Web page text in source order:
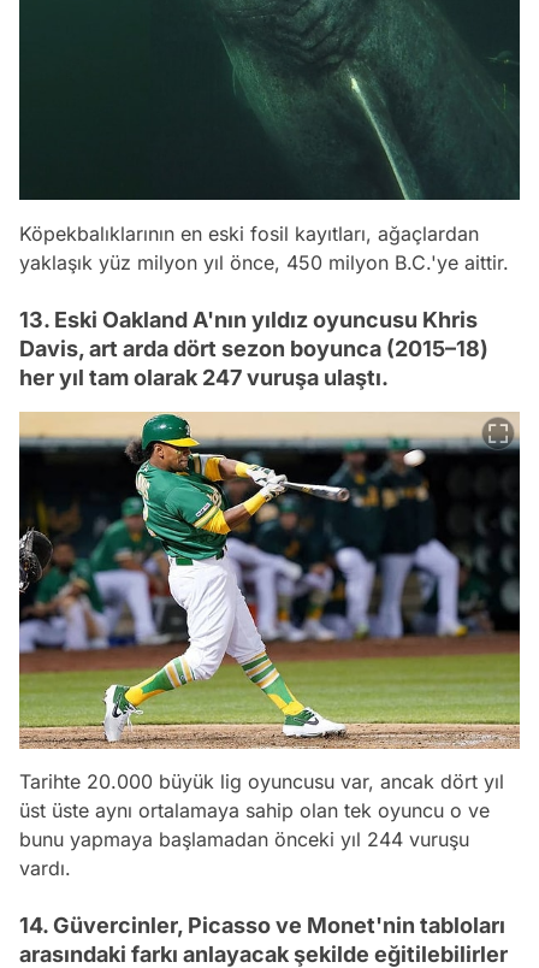
Köpekbalıklarının en eski fosil kayıtları, ağaçlardan
yaklaşık yüz milyon yıl önce, 450 milyon B.C.'ye aittir.
13. Eski Oakland A'nın yıldız oyuncusu Khris
Davis, art arda dört sezon boyunca (2015–18)
her yıl tam olarak 247 vuruşa ulaştı.
Tarihte 20.000 büyük lig oyuncusu var, ancak dört yıl
üst üste aynı ortalamaya sahip olan tek oyuncu o ve
bunu yapmaya başlamadan önceki yıl 244 vuruşu
vardı.
14. Güvercinler, Picasso ve Monet'nin tabloları
arasındaki farkı anlayacak şekilde eğitilebilirler